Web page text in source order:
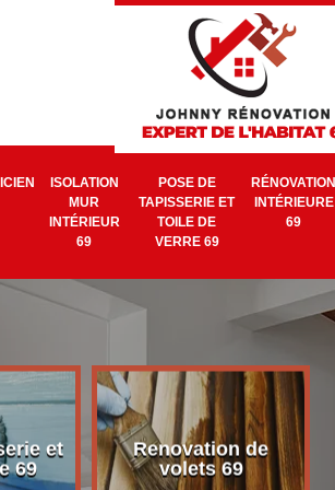
ISOLATION
MUR
INTÉRIEUR
69
POSE DE
TAPISSERIE ET
TOILE DE
VERRE 69
RÉNOVATION
INTÉRIEURE
69
et
69
Renovation de
volets 69